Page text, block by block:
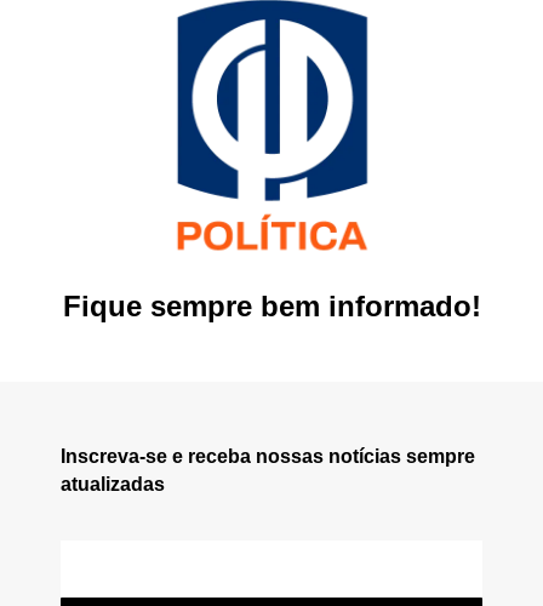
Fique sempre bem informado!
Inscreva-se e receba nossas notícias sempre
atualizadas